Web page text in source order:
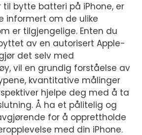
bytte batteri på iPhone, er
informert om de ulike
er tilgjengelige. Enten du
av en autorisert Apple-
det selv med
vil en grundig forståelse av
kvantitative målinger
hjelpe deg med å ta
Å ha et pålitelig og
for å opprettholde
med din iPhone.